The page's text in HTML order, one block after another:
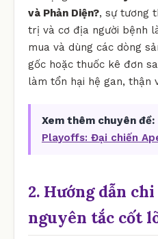
và Phản Diện?, sự tương
trị và cơ địa người bệnh
mua và dùng các dòng
gốc hoặc thuốc kê đơn
làm tổn hại hệ gan, thận
Xem thêm chuyên đề:
Playoffs: Đại chiến
2. Hướng dẫn
nguyên tắc cốt